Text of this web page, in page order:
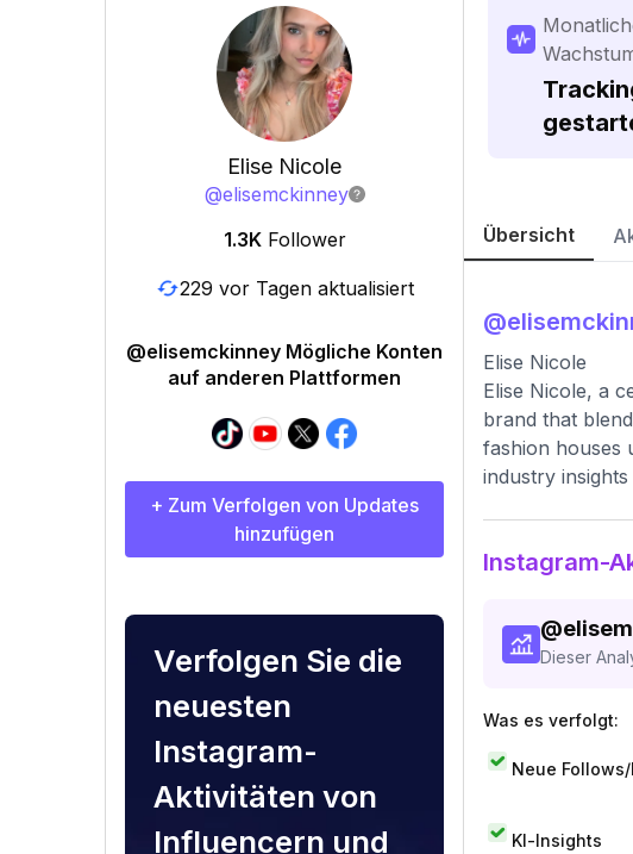
Elise Nicole
@elisemckinney
1.3K Follower
229 vor Tagen aktualisiert
@elisemckinney Mögliche Konten
auf anderen Plattformen
+ Zum Verfolgen von Updates
hinzufügen
Verfolgen Sie die
neuesten
Instagram-
Aktivitäten von
Influencern und
Übersicht
@
Elise Nicole
Elise Nicole, a
brand that
fashion houses
industry
Instagram-
@
Dieser
Was es verfolgt:
Neue
KI-Insights